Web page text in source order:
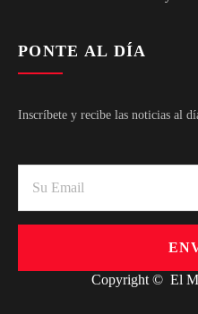
PONTE AL DÍA
Inscríbete y recibe las noticias al
Copyright © El